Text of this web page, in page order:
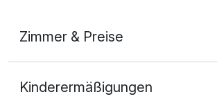
Zimmer & Preise
2 Erwachsene
Kinderermäßigungen